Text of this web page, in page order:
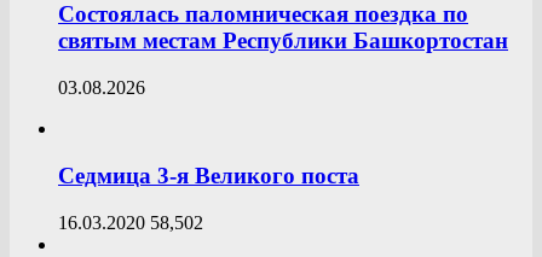
Состоялась паломническая поездка по
святым местам Республики Башкортостан
03.08.2026
Седмица 3-я Великого поста
16.03.2020 58,502